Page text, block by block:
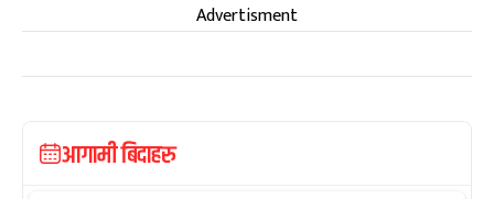
Advertisment
आगामी बिदाहरु